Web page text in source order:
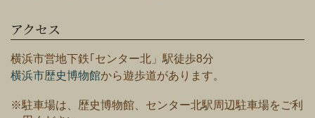
アクセス
横浜市営地下鉄｢センター北」駅徒歩8分
横浜市歴史博物館から遊歩道があります。
※駐車場は、歴史博物館、センター北駅周辺駐車場をご利